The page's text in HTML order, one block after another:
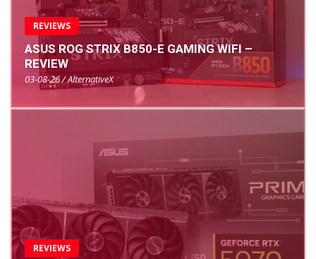
REVIEWS
ASUS ROG STRIX B850-E GAMING WIFI –
REVIEW
03-08-26 / AlternativeX
REVIEWS